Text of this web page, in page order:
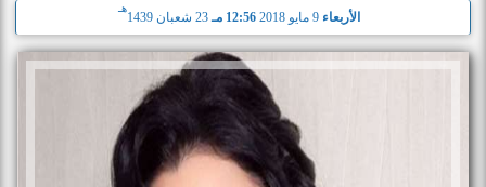
الأربعاء 9 مايو 2018 12:56 مـ 23 شعبان 1439
هـ